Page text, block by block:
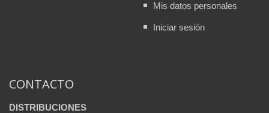
Mis datos personales
Iniciar sesión
CONTACTO
DISTRIBUCIONES